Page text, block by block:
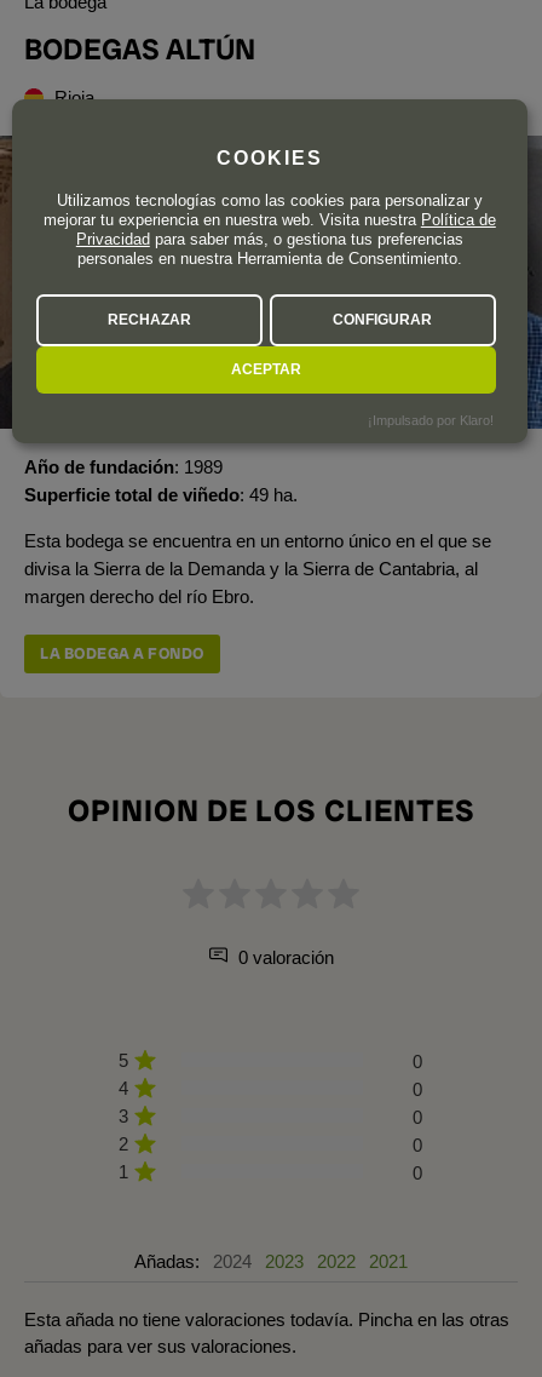
BODEGAS ALTÚN
Rioja
Año de fundación 1989
Superficie total de viñedo 49 ha.
Esta bodega se encuentra en un entorno único en el que se
divisa la Sierra de la Demanda y la Sierra de Cantabria, al
margen derecho del río Ebro.
LA BODEGA A FONDO
OPINION DE LOS CLIENTES
0 valoración
5
0
4
0
3
0
2
0
1
0
Añadas: 2024 2023 2022 2021
Esta añada no tiene valoraciones todavía. Pincha en las otras
añadas para ver sus valoraciones.
COOKIES
Utilizamos tecnologías como las cookies para personalizar y
mejorar tu experiencia en nuestra web. Visita nuestra Política de
Privacidadpara saber más, o gestiona tus preferencias
personales en nuestra Herramienta de Consentimiento.
RECHAZAR CONFIGURAR
ACEPTAR
¡Impulsado por Klaro!